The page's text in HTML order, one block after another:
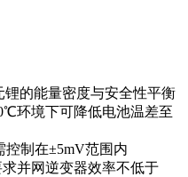
锂的能量密度与安全性平衡
环境下可降低电池温差至
控制在±5mV范围内
求并网逆变器效率不低于